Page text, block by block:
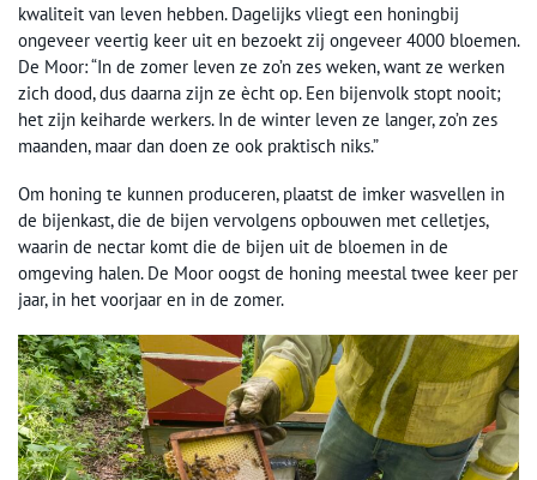
kwaliteit van leven hebben. Dagelijks vliegt een honingbij
ongeveer veertig keer uit en bezoekt zij ongeveer 4000 bloemen.
De Moor: “In de zomer leven ze zo’n zes weken, want ze werken
zich dood, dus daarna zijn ze ècht op. Een bijenvolk stopt nooit;
het zijn keiharde werkers. In de winter leven ze langer, zo’n zes
maanden, maar dan doen ze ook praktisch niks.”
Om honing te kunnen produceren, plaatst de imker wasvellen in
de bijenkast, die de bijen vervolgens opbouwen met celletjes,
waarin de nectar komt die de bijen uit de bloemen in de
omgeving halen. De Moor oogst de honing meestal twee keer per
jaar, in het voorjaar en in de zomer.